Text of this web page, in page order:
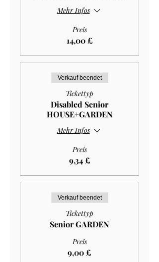
Mehr Infos
Preis
14,00 £
Verkauf beendet
Tickettyp
Disabled Senior
HOUSE+GARDEN
Mehr Infos
Preis
9,34 £
Verkauf beendet
Tickettyp
Senior GARDEN
Preis
9,00 £